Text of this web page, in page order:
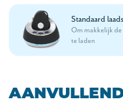
Standaard
Om makkelijk
te laden